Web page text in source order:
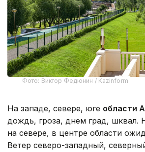
Фото: Виктор Федюнин / Kazinform
На западе, севере, юге области
дождь, гроза, днем град, шквал.
на севере, в центре области
Ветер северо-западный,